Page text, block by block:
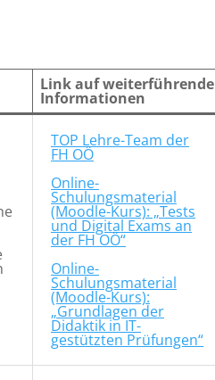
Link auf weiterführende
Informationen
TOP Lehre-Team der
FH OÖ
Online-
Schulungsmaterial
(Moodle-Kurs): „Tests
und Digital Exams an
der FH OÖ“
Online-
Schulungsmaterial
(Moodle-Kurs):
„Grundlagen der
Didaktik in IT-
gestützten Prüfungen“